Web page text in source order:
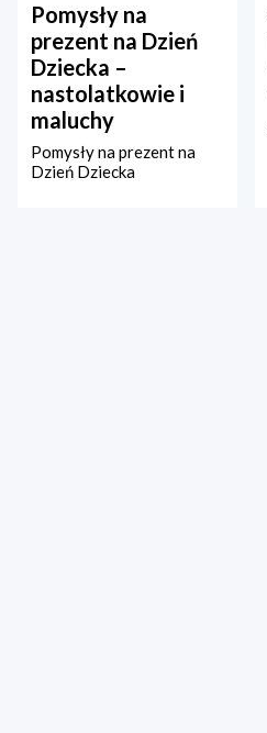
Pomysły na
prezent na Dzień
Dziecka –
nastolatkowie i
maluchy
Pomysły na prezent na
Dzień Dziecka